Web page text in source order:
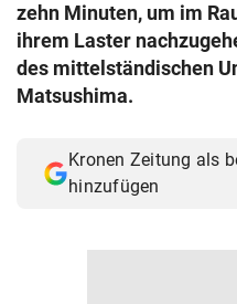
© Krone Multimedia GmbH &
Muthgasse 2, 1190 Wien
zehn Minuten, um im
ihrem Laster
des mittelständischen
Matsushima.
Kronen Zeitung als
hinzufügen